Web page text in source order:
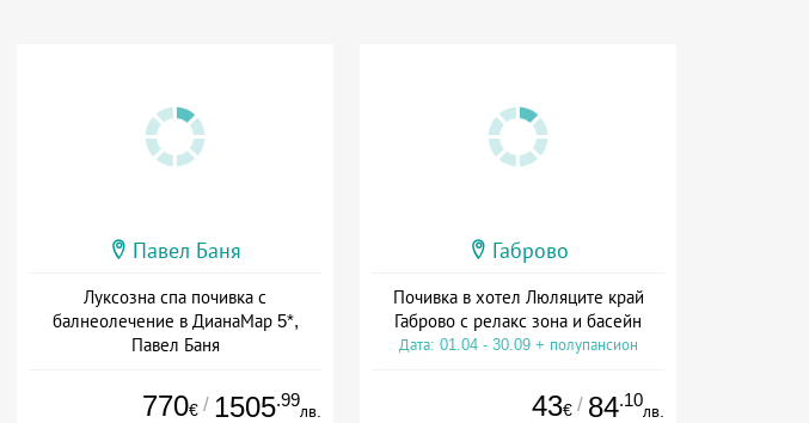
Павел Баня
Луксозна спа почивка с
балнеолечение в ДианаМар 5*,
Павел Баня
770€ / 1505.99
лв.
Габрово
Почивка в хотел Люляците край
Габрово с релакс зона и басейн
Дата: 01.04 - 30.09 + полупансион
43€ / 84.10
лв.